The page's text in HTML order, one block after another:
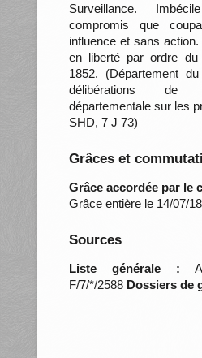
Surveillance.
compromis que
influence et sans
en liberté par ordre
1852. (Département
délibérations de
départementale sur les
SHD, 7 J 73)
Grâces et
Grâce accordée par le
Grâce entière le 14/07/
Sources
Liste générale :
F/7/*/2588 Dossiers de